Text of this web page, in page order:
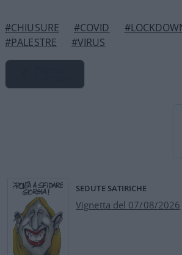
#CHIUSURE #COVID
#PALESTRE
#VIRUS
SEDUTE SATIRICHE
Vignetta del 07/08/2026